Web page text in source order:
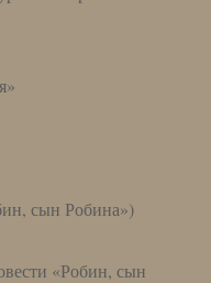
сын Робина»)
«Робин, сын